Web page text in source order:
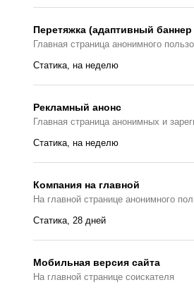
Перетяжка (адаптивный баннер
Главная страницa анонимного
Статика, на неделю
Рекламный анонс
Главная страница анонимных и
Статика, на неделю
Компания на главной
На главной странице анонимного
Статика, 28 дней
Мобильная версия сайта
На главной странице соискателя